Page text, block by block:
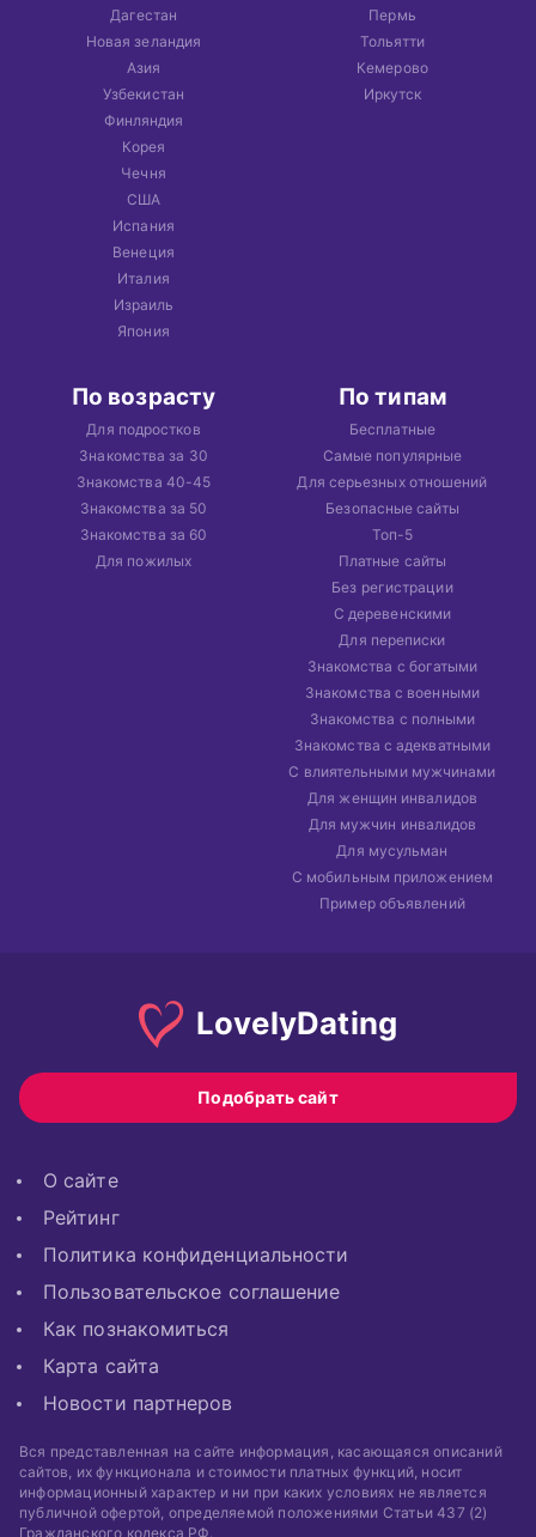
Дагестан
Новая зеландия
Азия
Узбекистан
Финляндия
Корея
Чечня
США
Испания
Венеция
Италия
Израиль
Япония
Пермь
Тольятти
Кемерово
Иркутск
По возрасту
Для подростков
Знакомства за 30
Знакомства 40-45
Знакомства за 50
Знакомства за 60
Для пожилых
По типам
Бесплатные
Самые популярные
Для серьезных отношений
Безопасные сайты
Топ-5
Платные сайты
Без регистрации
С деревенскими
Для переписки
Знакомства с богатыми
Знакомства с военными
Знакомства с полными
Знакомства с адекватными
С влиятельными мужчинами
Для женщин инвалидов
Для мужчин инвалидов
Для мусульман
С мобильным приложением
Пример объявлений
LovelyDating
Подобрать сайт
О сайте
Рейтинг
Политика конфиденциальности
Пользовательское соглашение
Как познакомиться
Карта сайта
Новости партнеров
Вся представленная на сайте информация, касающаяся описаний
сайтов, их функционала и стоимости платных функций, носит
информационный характер и ни при каких условиях не является
публичной офертой, определяемой положениями Статьи 437 (2)
Гражданского кодекса РФ.